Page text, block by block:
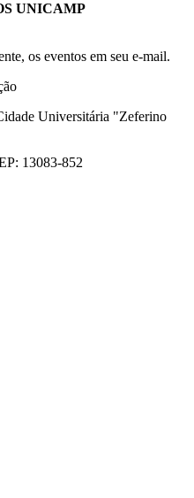
UNICAMP
os eventos em seu e-mail.
Universitária "Zeferino
13083-852